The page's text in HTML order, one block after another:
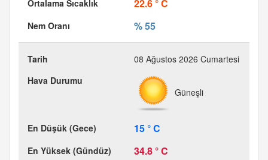
22.6 ° C
% 55
08 Ağustos 2026 Cumartesi
Güneşli
15 ° C
34.8 ° C